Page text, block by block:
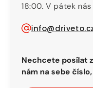
18:00. V pátek
Nechcete posílat
nám na sebe